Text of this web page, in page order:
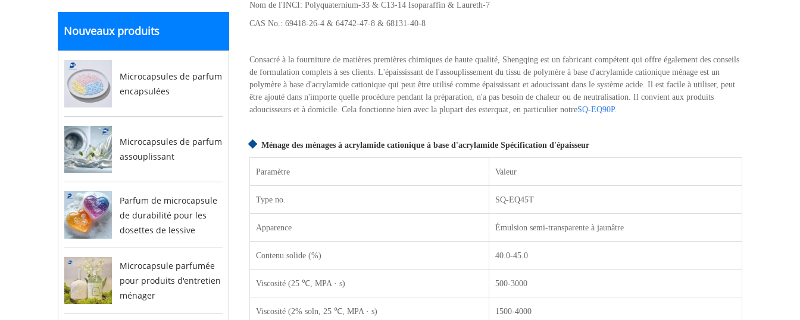
Nouveaux produits
Microcapsules de parfum
encapsulées
Microcapsules de parfum
assouplissant
Parfum de microcapsule
de durabilité pour les
dosettes de lessive
Microcapsule parfumée
pour produits d'entretien
ménager
Nom de l'INCI: Polyquaternium-33 & C13-14 Isoparaffin & Laureth-7
CAS No.: 69418-26-4 & 64742-47-8 & 68131-40-8
Consacré à la fourniture de matières premières chimiques de haute qualité, Shengqing est un fabricant compétent qui offre également des conseils
de formulation complets à ses clients. L'épaississant de l'assouplissement du tissu de polymère à base d'acrylamide cationique ménage est un
polymère à base d'acrylamide cationique qui peut être utilisé comme épaississant et adoucissant dans le système acide. Il est facile à utiliser, peut
être ajouté dans n'importe quelle procédure pendant la préparation, n'a pas besoin de chaleur ou de neutralisation. Il convient aux produits
adoucisseurs et à domicile. Cela fonctionne bien avec la plupart des esterquat, en particulier notreSQ-EQ90P.
Ménage des ménages à acrylamide cationique à base d'acrylamide Spécification d'épaisseur
Paramètre Valeur
Type no. SQ-EQ45T
Apparence Émulsion semi-transparente à jaunâtre
Contenu solide (%) 40.0-45.0
Viscosité (25 ℃, MPA · s) 500-3000
Viscosité (2% soln, 25 ℃, MPA · s) 1500-4000